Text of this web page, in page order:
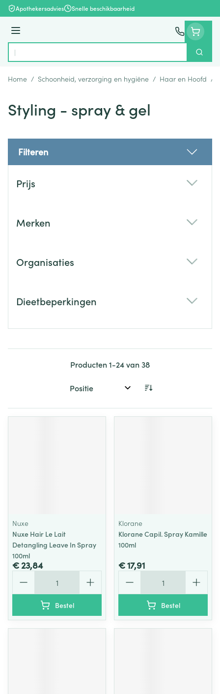
Ga naar de inhoud
Apothekersadvies Snelle beschikbaarheid
Menu
Product, merk, categorie...
Zoek
Home / Schoonheid, verzorging en hygiëne / Haar en Hoofd /
Styling - spray & gel
Filteren
Prijs
Merken
Organisaties
Dieetbeperkingen
Producten1-24van38
Sorteer op:
Nuxe
Nuxe Hair Le Lait
Detangling Leave In Spray
100ml
€ 23,84
Bestel
Klorane
Klorane Capil. Spray Kamille
100ml
€ 17,91
Bestel